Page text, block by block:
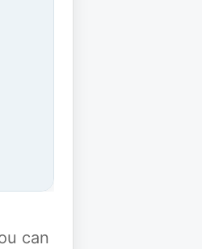
can